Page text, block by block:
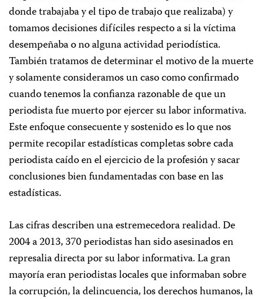
donde trabajaba y el tipo de trabajo que realizaba) y
tomamos decisiones difíciles respecto a si la víctima
desempeñaba o no alguna actividad periodística.
También tratamos de determinar el motivo de la muerte
y solamente consideramos un caso como confirmado
cuando tenemos la confianza razonable de que un
periodista fue muerto por ejercer su labor informativa.
Este enfoque consecuente y sostenido es lo que nos
permite recopilar estadísticas completas sobre cada
periodista caído en el ejercicio de la profesión y sacar
conclusiones bien fundamentadas con base en las
estadísticas.
Las cifras describen una estremecedora realidad. De
2004 a 2013, 370 periodistas han sido asesinados en
represalia directa por su labor informativa. La gran
mayoría eran periodistas locales que informaban sobre
la corrupción, la delincuencia, los derechos humanos, la